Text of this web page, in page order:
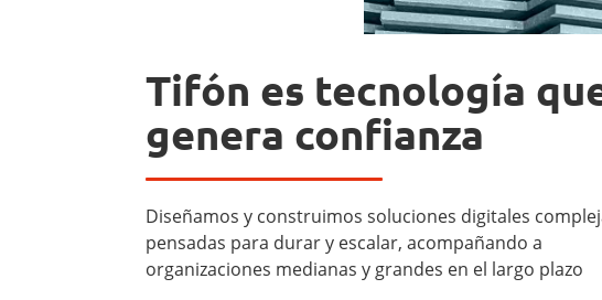
Tifón es tecnología
genera confianza
Diseñamos y construimos soluciones digitales
pensadas para durar y escalar, acompañando a
organizaciones medianas y grandes en el largo plazo